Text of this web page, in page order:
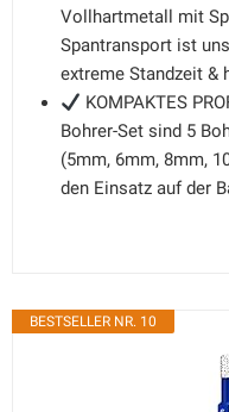
Vollhartmetall mit
Spantransport ist
extreme Standzeit &
KOMPAKTES
Bohrer-Set sind 5
(5mm, 6mm, 8mm,
den Einsatz auf der
BESTSELLER NR. 10